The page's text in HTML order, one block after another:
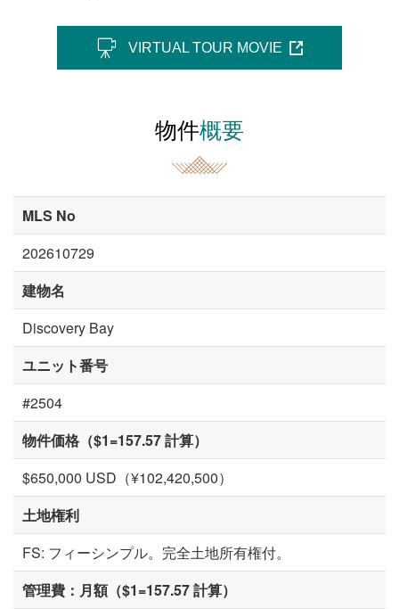
VIRTUAL TOUR MOVIE
物件概要
MLS No
202610729
建物名
Discovery Bay
ユニット番号
#2504
物件価格（$1=157.57 計算）
$650,000 USD（¥102,420,500）
土地権利
FS: フィーシンプル。完全土地所有権付。
管理費：月額（$1=157.57 計算）